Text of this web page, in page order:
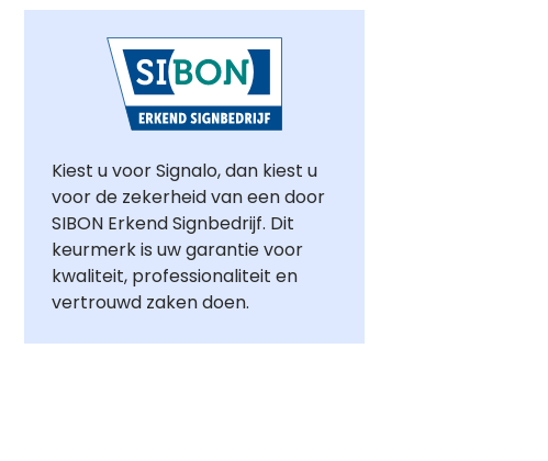
Kiest u voor Signalo, dan kiest u
voor de zekerheid van een door
SIBON Erkend Signbedrijf. Dit
keurmerk is uw garantie voor
kwaliteit, professionaliteit en
vertrouwd zaken doen.